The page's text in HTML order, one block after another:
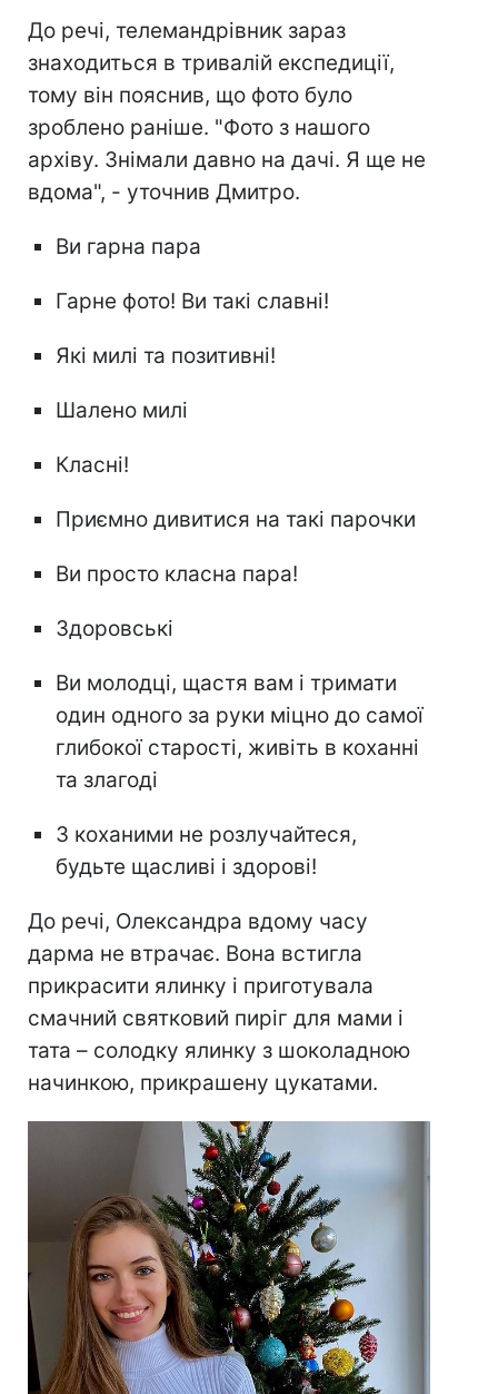
До речі, телемандрівник зараз
знаходиться в тривалій експедиції,
тому він пояснив, що фото було
зроблено раніше. "Фото з нашого
архіву. Знімали давно на дачі. Я ще не
вдома", - уточнив Дмитро.
Ви гарна пара
Гарне фото! Ви такі славні!
Які милі та позитивні!
Шалено милі
Класні!
Приємно дивитися на такі парочки
Ви просто класна пара!
Здоровські
Ви молодці, щастя вам і тримати
один одного за руки міцно до самої
глибокої старості, живіть в коханні
та злагоді
З коханими не розлучайтеся,
будьте щасливі і здорові!
До речі, Олександра вдому часу
дарма не втрачає. Вона встигла
прикрасити ялинку і приготувала
смачний святковий пиріг для мами і
тата – солодку ялинку з шоколадною
начинкою, прикрашену цукатами.